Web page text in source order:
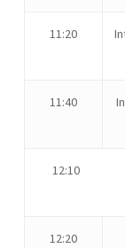
11:20
11:40
12:10
12:20